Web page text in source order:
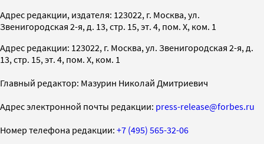
Адрес редакции, издателя: 123022, г. Москва, ул.
Звенигородская 2-я, д. 13, стр. 15, эт. 4, пом. X, ком. 1
Адрес редакции: 123022, г. Москва, ул. Звенигородская 2-я, д.
13, стр. 15, эт. 4, пом. X, ком. 1
Главный редактор: Мазурин Николай Дмитриевич
Адрес электронной почты редакции: press-release@forbes.ru
Номер телефона редакции: +7 (495) 565-32-06